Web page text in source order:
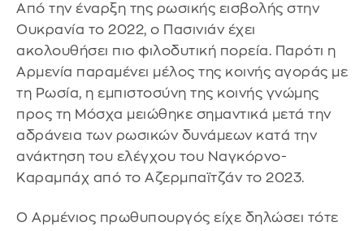
Από την έναρξη της ρωσικής εισβολής στην
Ουκρανία το 2022, ο Πασινιάν έχει
ακολουθήσει πιο φιλοδυτική πορεία. Παρότι η
Αρμενία παραμένει μέλος της κοινής αγοράς με
τη Ρωσία, η εμπιστοσύνη της κοινής γνώμης
προς τη Μόσχα μειώθηκε σημαντικά μετά την
αδράνεια των ρωσικών δυνάμεων κατά την
ανάκτηση του ελέγχου του Ναγκόρνο-
Καραμπάχ από το Αζερμπαϊτζάν το 2023.
Ο Αρμένιος πρωθυπουργός είχε δηλώσει τότε